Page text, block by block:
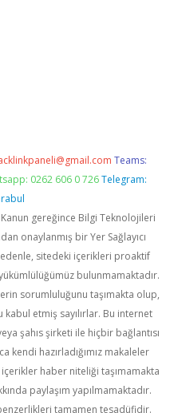
Teams:
0262 606 0 726 Telegram:
Kanun gereğince Bilgi Teknolojileri
onaylanmış bir Yer Sağlayıcı
sitedeki içerikleri proaktif
bulunmamaktadır.
sorumluluğunu taşımakta olup,
etmiş sayılırlar. Bu internet
şahıs şirketi ile hiçbir bağlantısı
kendi hazırladığımız makaleler
haber niteliği taşımamakta
paylaşım yapılmamaktadır.
tamamen tesadüfidir.